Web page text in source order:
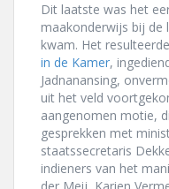
Dit laatste was het
maakonderwijs bij de
kwam. Het
in de Kamer,
Jadnanansing,
uit het veld
aangenomen motie,
gesprekken met
staatssecretaris
indieners van het